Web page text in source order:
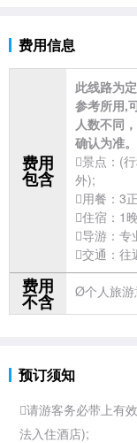
费用信息
费用
包含
此线路为
参考所用,
人数不同
确认为准。
景点：(
外);
用餐：3
住宿：1
导游：专
交通：往
费用
不含 Ø个人旅游
预订须知
请游客务必带上有
法入住酒店);